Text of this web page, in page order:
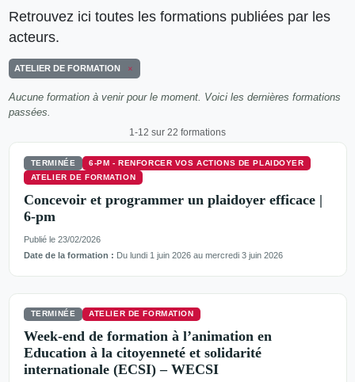
Retrouvez ici toutes les formations publiées par les
acteurs.
ATELIER DE FORMATION
Aucune formation à venir pour le moment. Voici les dernières formations
passées.
1-12 sur 22 formations
TERMINÉE
6-PM - RENFORCER VOS ACTIONS DE PLAIDOYER
ATELIER DE FORMATION
Concevoir et programmer un plaidoyer efficace |
6-pm
Publié le 23/02/2026
Date de la formation : Du lundi 1 juin 2026 au mercredi 3 juin 2026
TERMINÉE ATELIER DE FORMATION
Week-end de formation à l’animation en
Education à la citoyenneté et solidarité
internationale (ECSI) – WECSI